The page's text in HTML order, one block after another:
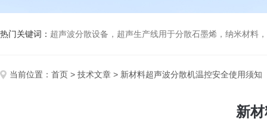
热门关键词： 超声波分散设备，超声生产线用于分散石墨烯，纳米材料，高分子材
当前位置： 首页 > 技术文章 > 新材料超声波分散机温控安全使用须知
新